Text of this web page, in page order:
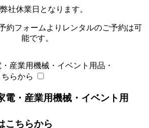
社休業日となります。
約フォームよりレンタルのご予約は可
能です。
産業用機械・イベント用品・
らから
電・産業用機械・イベント用
こちらから